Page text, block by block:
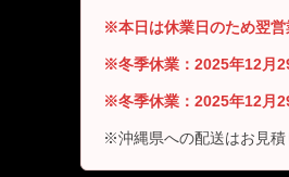
※本日は休業日のため翌営
※冬季休業：2025年12月
※冬季休業：2025年12月
※沖縄県への配送はお見積